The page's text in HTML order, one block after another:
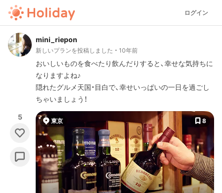
ログイン
mini_riepon
新しいプランを投稿しました 10年前
おいしいものを食べたり飲んだりすると、幸せな気持ちに
なりますよね♪
隠れたグルメ天国・目白で、幸せいっぱいの一日を過ごし
ちゃいましょう！
5 東京 8